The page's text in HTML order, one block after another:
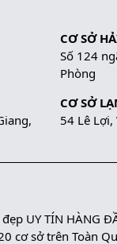
CƠ SỞ
Số 124
Phòng
CƠ SỞ
54 Lê Lợi,
UY TÍN HÀNG
cơ sở trên Toàn